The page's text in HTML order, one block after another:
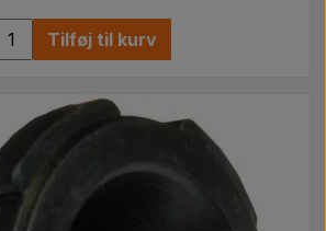
Tilføj til kurv